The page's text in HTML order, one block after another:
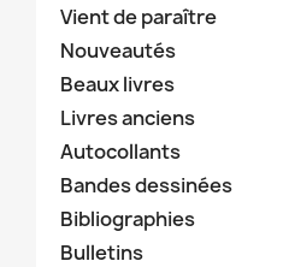
Vient de paraître
Nouveautés
Beaux livres
Livres anciens
Autocollants
Bandes dessinées
Bibliographies
Bulletins